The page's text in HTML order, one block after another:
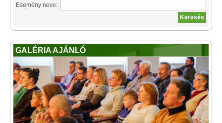
Esemény neve:
GALÉRIA AJÁNLÓ